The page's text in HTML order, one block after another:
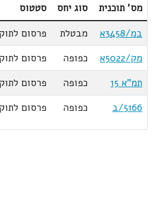
מס' תוכנית סוג יחס
סטטוס
במ/3458א
מבטלת
פרסום לתוקף
מק/5022א
כפופה
פרסום לתוקף
תמ"א 15
כפופה
פרסום לתוקף
5166/ב
כפופה פרסום לתוקף